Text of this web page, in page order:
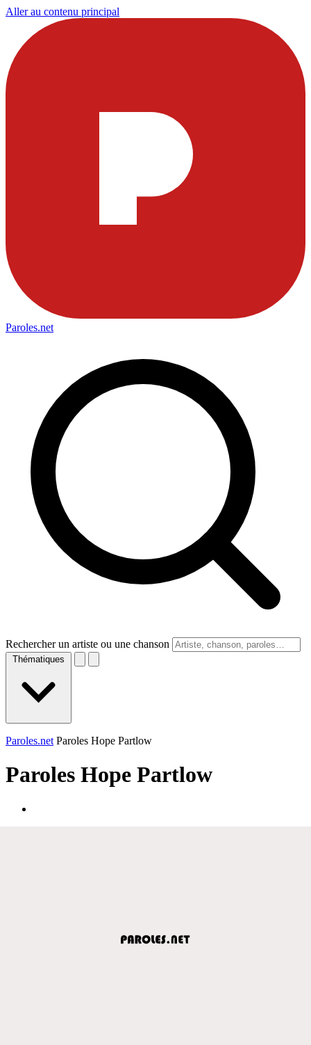
Aller au contenu principal
Paroles.net
Rechercher un artiste ou une chanson
Thématiques
Paroles.net Paroles Hope Partlow
Paroles Hope Partlow